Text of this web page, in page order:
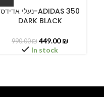
נעלי אדידס-ADIDAS 350
DARK BLACK
990.00₪ 449.00₪
In stock